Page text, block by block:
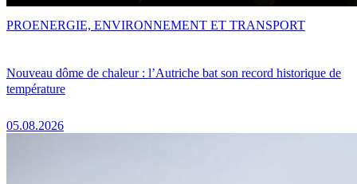
Nouveau dôme de chaleur : l’Autriche bat son record historique de
température
05.08.2026
PROENERGIE, ENVIRONNEMENT ET TRANSPORT